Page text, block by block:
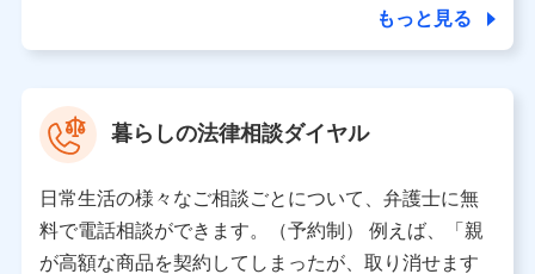
もっと見る
暮らしの法律相談ダイヤル
日常生活の様々なご相談ごとについて、弁護士に無
料で電話相談ができます。（予約制） 例えば、「親
が高額な商品を契約してしまったが、取り消せます